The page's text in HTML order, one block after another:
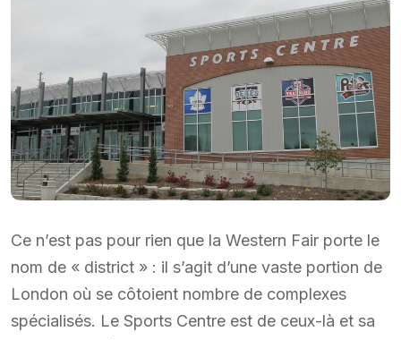
Ce n’est pas pour rien que la Western Fair porte le
nom de « district » : il s’agit d’une vaste portion de
London où se côtoient nombre de complexes
spécialisés. Le Sports Centre est de ceux-là et sa